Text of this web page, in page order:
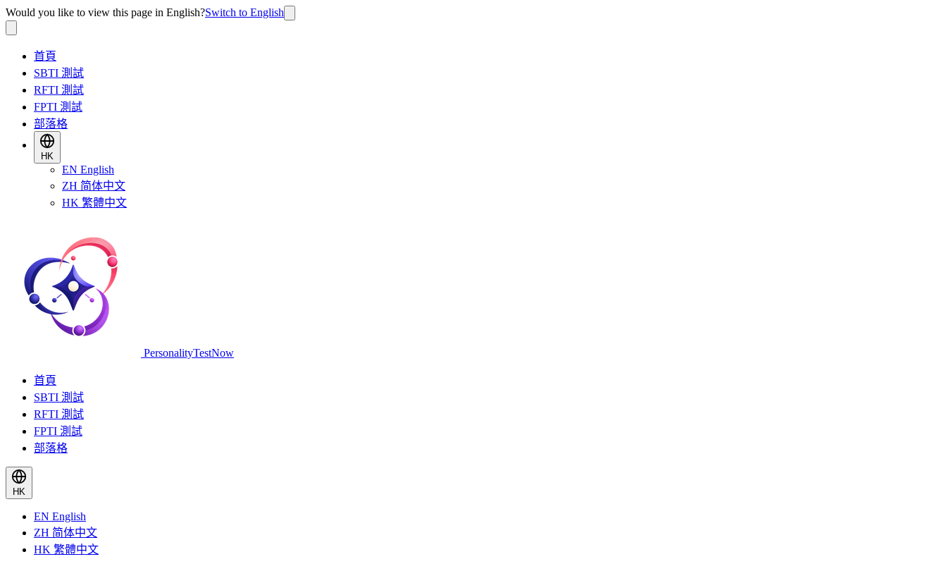
Would you like to view this page in English?Switch to English
首頁
SBTI 測試
RFTI 測試
FPTI 測試
部落格
HK
EN English
ZH 简体中文
HK 繁體中文
PersonalityTestNow
首頁
SBTI 測試
RFTI 測試
FPTI 測試
部落格
HK
EN English
ZH 简体中文
HK 繁體中文